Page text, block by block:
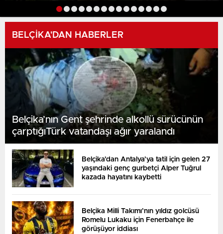
BELÇİKA'DAN HABERLER
Belçika’nın Gent şehrinde alkollü sürücünün
çarptığıTürk vatandaşı ağır yaralandı
Belçika’dan Antalya’ya tatil için gelen 27
yaşındaki genç gurbetçi Alper Tuğrul
kazada hayatını kaybetti
Belçika Milli Takımı’nın yıldız golcüsü
Romelu Lukaku için Fenerbahçe ile
görüşüyor iddiası